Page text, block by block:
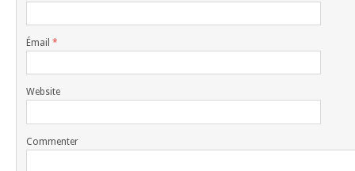
Émail *
Website
Commenter